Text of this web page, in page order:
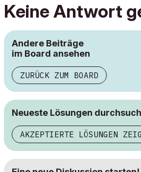
Keine Antwort
Andere Beiträge
im Board ansehen
ZURÜCK ZUM BOARD
Neueste Lösungen
AKZEPTIERTE LÖSUNGEN